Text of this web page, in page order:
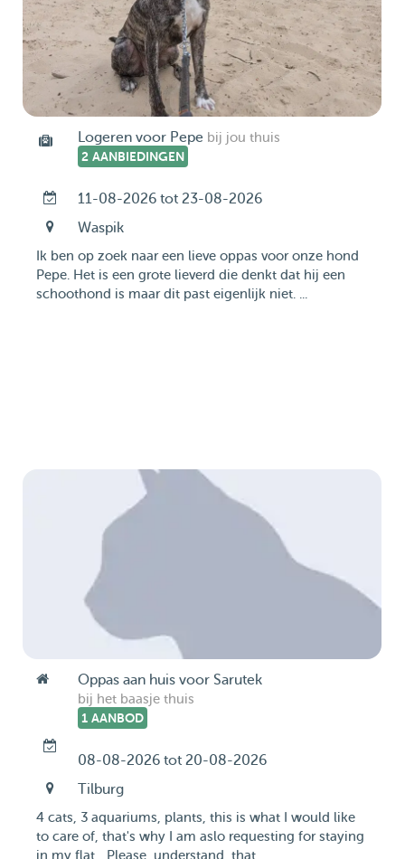
Logeren voor Pepe bij jou thuis
2 AANBIEDINGEN
11-08-2026 tot 23-08-2026
Waspik
Ik ben op zoek naar een lieve oppas voor onze hond
Pepe. Het is een grote lieverd die denkt dat hij een
schoothond is maar dit past eigenlijk niet. ...
Oppas aan huis voor Sarutek
bij het baasje thuis
1 AANBOD
08-08-2026 tot 20-08-2026
Tilburg
4 cats, 3 aquariums, plants, this is what I would like
to care of, that's why I am aslo requesting for staying
in my flat... Please, understand, that ...